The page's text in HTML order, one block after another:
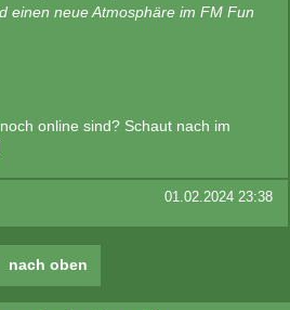
einen neue Atmosphäre im FM Fun
online sind? Schaut nach im
01.02.2024 23:38
nach oben